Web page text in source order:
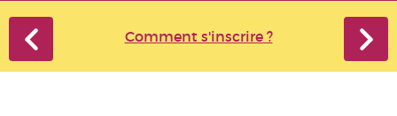
Comment s'inscrire ?